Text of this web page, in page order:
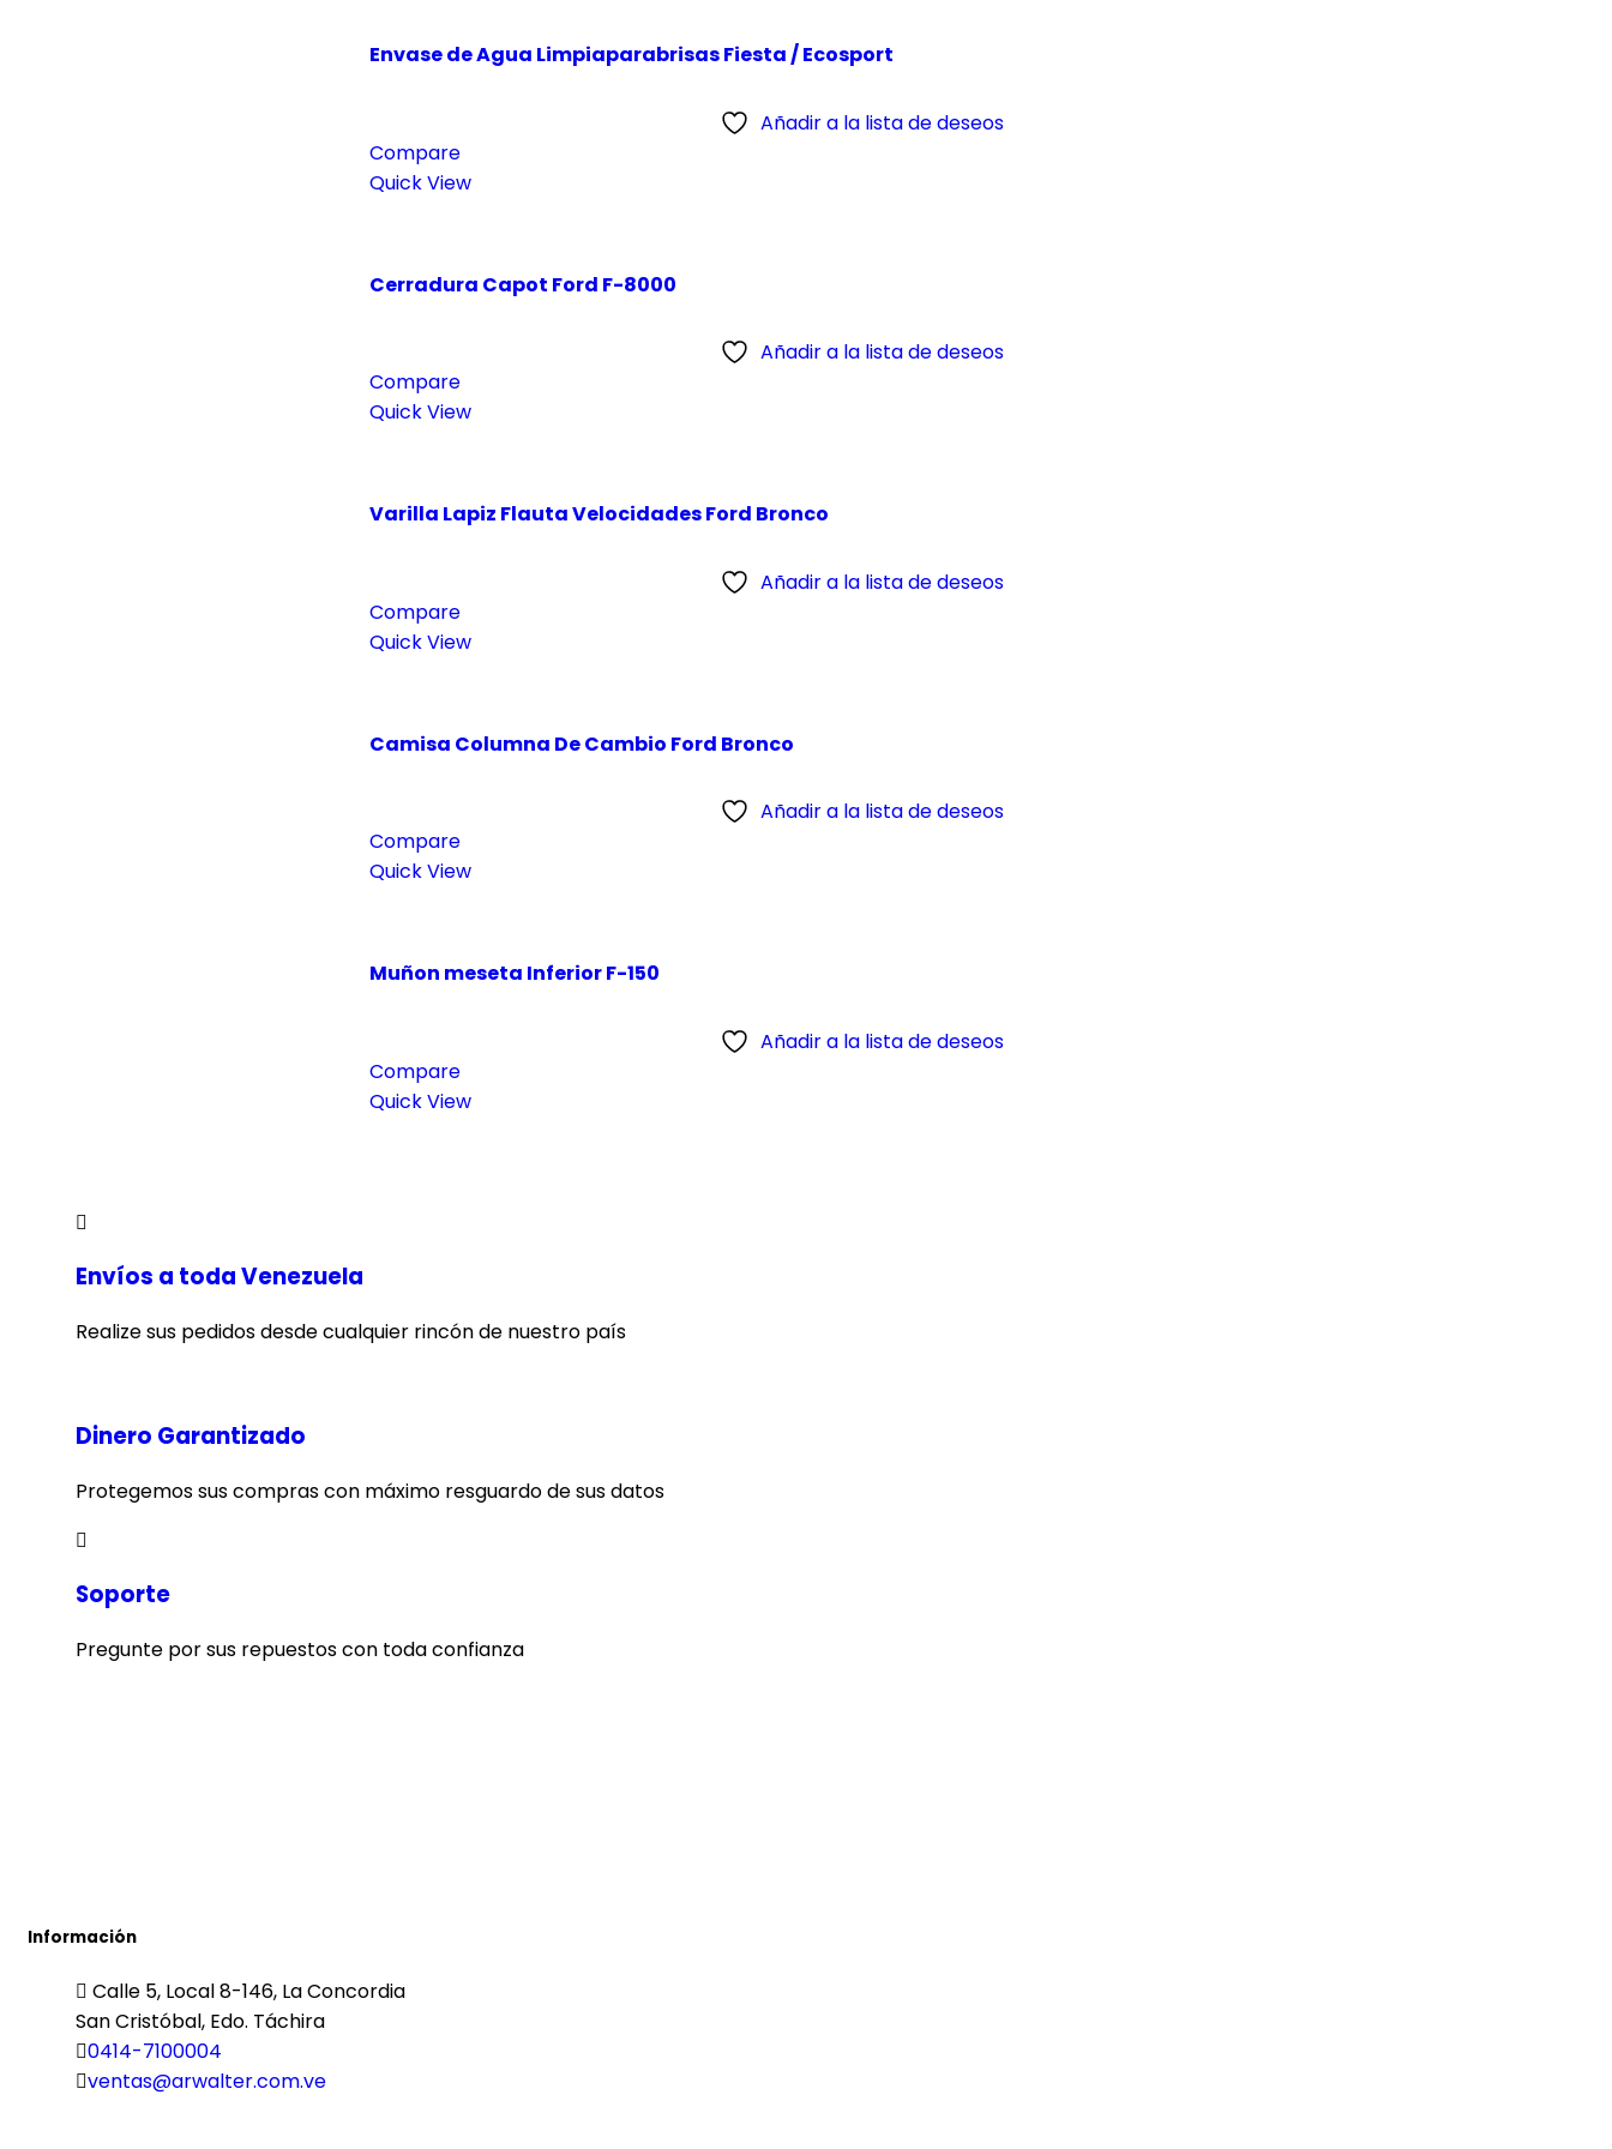
Envase de Agua Limpiaparabrisas Fiesta / Ecosport
Añadir a la lista de deseos
Compare
Quick View
Cerradura Capot Ford F-8000
Añadir a la lista de deseos
Compare
Quick View
Varilla Lapiz Flauta Velocidades Ford Bronco
Añadir a la lista de deseos
Compare
Quick View
Camisa Columna De Cambio Ford Bronco
Añadir a la lista de deseos
Compare
Quick View
Muñon meseta Inferior F-150
Añadir a la lista de deseos
Compare
Quick View
Envíos a toda Venezuela
Realize sus pedidos desde cualquier rincón de nuestro país
Dinero Garantizado
Protegemos sus compras con máximo resguardo de sus datos
Soporte
Pregunte por sus repuestos con toda confianza
Información
Calle 5, Local 8-146, La Concordia
San Cristóbal, Edo. Táchira
0414-7100004
ventas@arwalter.com.ve